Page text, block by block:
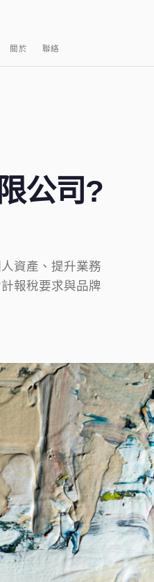
關於 聯絡
公司?
資產、提升業務
報稅要求與品牌